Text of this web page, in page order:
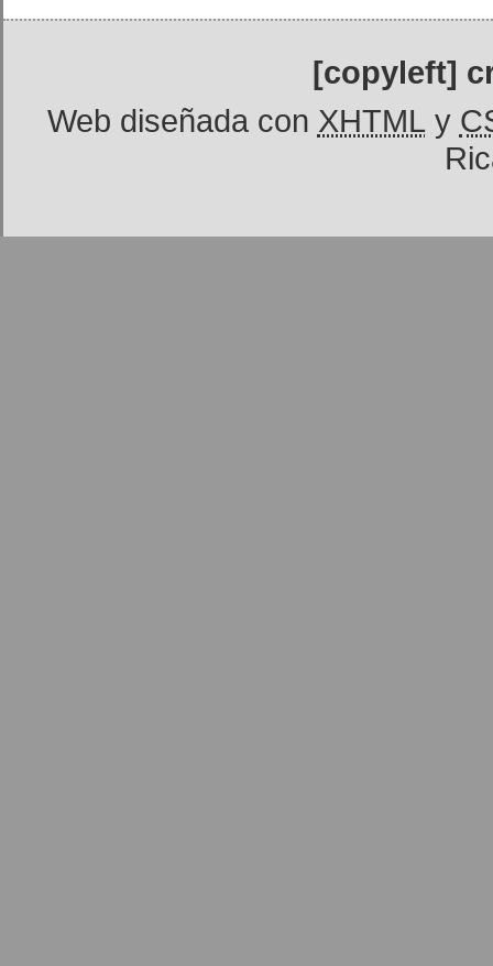
[copyleft]
Web diseñada con XHTMLy